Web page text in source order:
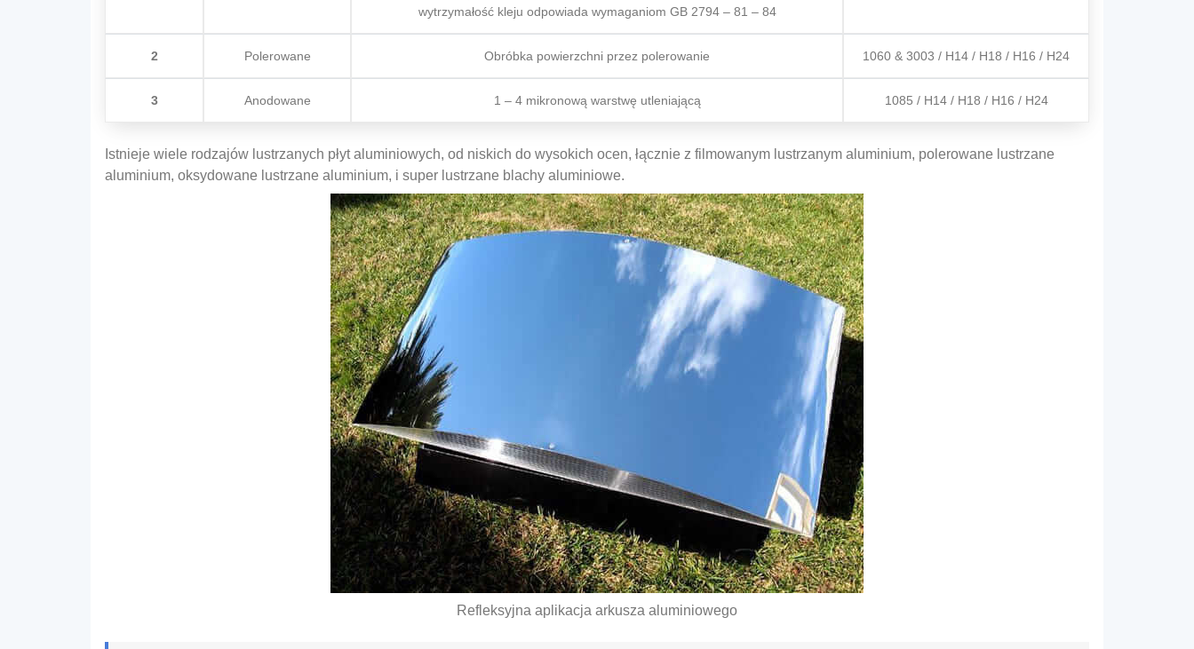
wytrzymałość kleju odpowiada wymaganiom GB 2794 – 81 – 84
2 Polerowane Obróbka powierzchni przez polerowanie 1060 & 3003 / H14 / H18 / H16 / H24
3 Anodowane 1 – 4 mikronową warstwę utleniającą 1085 / H14 / H18 / H16 / H24
Istnieje wiele rodzajów lustrzanych płyt aluminiowych, od niskich do wysokich ocen, łącznie z filmowanym lustrzanym aluminium, polerowane lustrzane
aluminium, oksydowane lustrzane aluminium, i super lustrzane blachy aluminiowe.
Refleksyjna aplikacja arkusza aluminiowego